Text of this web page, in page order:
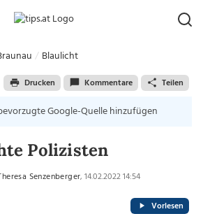
Blaulicht
Drucken Kommentare Teilen
Google-Quelle hinzufügen
Polizisten
Senzenberger, 14.02.2022 14:54
Vorlesen